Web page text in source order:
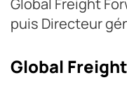
puis Directeur
Global